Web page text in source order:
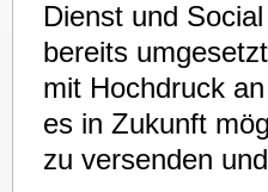
Dienst und
bereits
mit Hochdruck
es in Zukunft
zu versenden